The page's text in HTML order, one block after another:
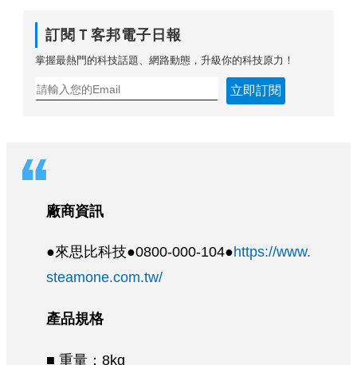
訂閱Ｔ客邦電子日報
掌握最熱門的科技話題、網路動態，升級你的科技原力！
立即訂閱
廠商資訊
●來思比科技●0800-000-104●https://www.
steamone.com.tw/
產品規格
■ 重量：8kg